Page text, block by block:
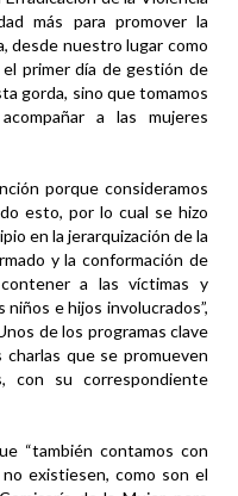
más para promover la
desde nuestro lugar como
primer día de gestión de
gorda, sino que tomamos
a las mujeres
porque consideramos
esto, por lo cual se hizo
en la jerarquización de la
y la conformación de
a las víctimas y
e hijos involucrados”,
de los programas clave
charlas que se promueven
con su correspondiente
“también contamos con
existiesen, como son el